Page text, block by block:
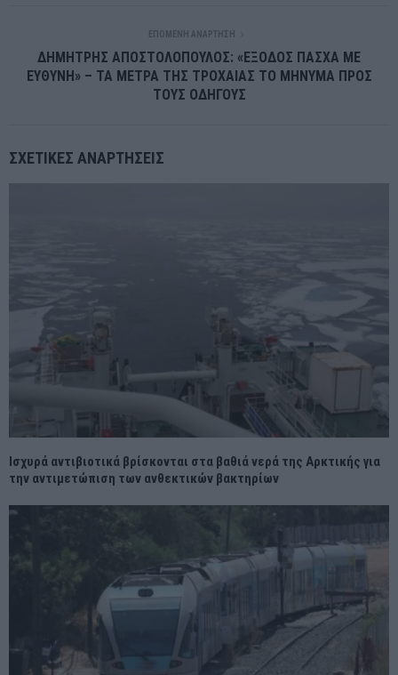
ΕΠΌΜΕΝΗ ΑΝΆΡΤΗΣΗ
ΔΗΜΗΤΡΗΣ ΑΠΟΣΤΟΛΟΠΟΥΛΟΣ: «ΕΞΟΔΟΣ ΠΑΣΧΑ ΜΕ
ΕΥΘΥΝΗ» – ΤΑ ΜΕΤΡΑ ΤΗΣ ΤΡΟΧΑΙΑΣ ΤΟ ΜΗΝΥΜΑ ΠΡΟΣ
ΤΟΥΣ ΟΔΗΓΟΥΣ
ΣΧΕΤΙΚΈΣ ΑΝΑΡΤΉΣΕΙΣ
Ισχυρά αντιβιοτικά βρίσκονται στα βαθιά νερά της Αρκτικής για
την αντιμετώπιση των ανθεκτικών βακτηρίων